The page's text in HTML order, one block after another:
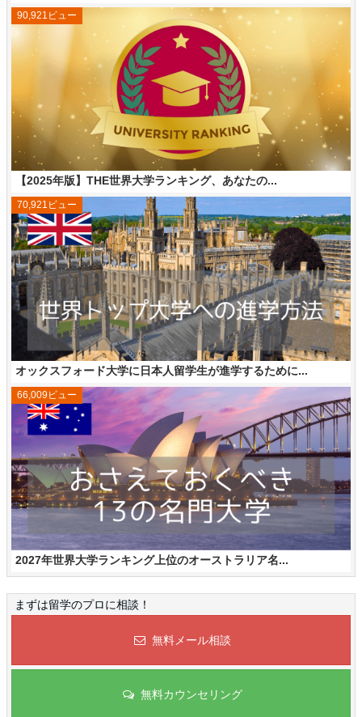
【2025年版】THE世界大学ランキング、あなたの...
90,921ビュー
オックスフォード大学に日本人留学生が進学するために...
70,921ビュー
2027年世界大学ランキング上位のオーストラリア名...
66,009ビュー
まずは留学のプロに相談！
無料メール相談
無料カウンセリング